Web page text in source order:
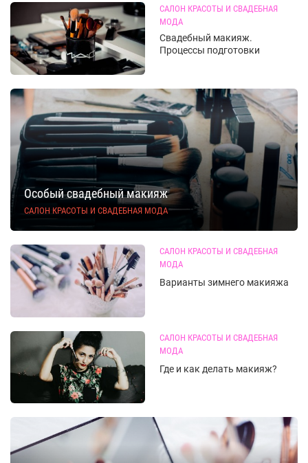
САЛОН КРАСОТЫ И СВАДЕБНАЯ
МОДА
Свадебный макияж.
Процессы подготовки
Особый свадебный макияж
САЛОН КРАСОТЫ И СВАДЕБНАЯ МОДА
САЛОН КРАСОТЫ И СВАДЕБНАЯ
МОДА
Варианты зимнего макияжа
САЛОН КРАСОТЫ И СВАДЕБНАЯ
МОДА
Где и как делать макияж?